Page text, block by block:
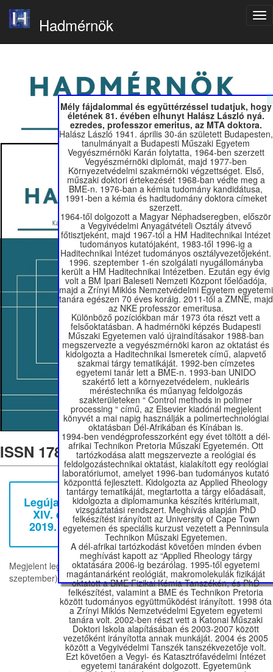
Mély fájdalommal és együttérzéssel tudatjuk, hogy
életének 81. évében elhunyt Halász László nyá.
ezredes, professzor emeritus, az MTA doktora.
Halász László 1941. április 30-án született Budapesten,
tanulmányait a Budapesti Műszaki Egyetem
Vegyészmérnöki Karán folytatta, 1964-ben szerzett
Vegyészmérnöki diplomát, majd 1977-ben
Környezetvédelmi szakmérnöki végzettséget. Első,
műszaki doktori értekezését 1968-ban védte meg a
BME-n. 1976-ban a kémia tudomány kandidátusa,
1991-ben a kémia és hadtudomány doktora címeket
szerzett.
1964-től dolgozott a Magyar Néphadseregben, először
a Vegyivédelmi Anyagátvételi Osztály átvevő
főtisztjeként, majd 1967-tól a HM Haditechnikai Intézet
tudományos kutatójaként, 1983-től 1996-ig a
Haditechnikai Intézet tudományos osztályvezetőjeként.
1996. szeptember 1-én szolgálati nyugállományba
került a HM Haditechnikai Intézetben. Ezután egy évig
volt a BM Ipari Baleseti Nemzeti Központ főelőadója,
majd a Zrínyi Miklós Nemzetvédelmi Egyetem egyetemi
tanára egészen 70 éves koráig. 2011-től a ZMNE, majd
az NKE professzor emeritusa.
Különböző pozíciókban már 1973 óta részt vett a
felsőoktatásban. A hadmérnöki képzés Budapesti
Műszaki Egyetemen való újraindításakor 1988-ban
megszervezte a vegyészmérnöki karon az oktatást és
kidolgozta a Haditechnikai Ismeretek című, alapvető
szakmai tárgy tematikáját. 1992-ben címzetes
egyetemi tanár lett a BME-n. 1993-ban UNIDO
szakértő lett a környezetvédelem, nukleáris
méréstechnika és műanyag feldolgozás
szakterületeken “ Control methods in polimer
processing “ című, az Elsevier kiadónál megjelent
könyvét a mai napig használják a polimertechnológiai
oktatásban Dél-Afrikában és Kínában is.
1994-ben vendégprofesszorként egy évet töltött a dél-
afrikai Technikon Pretoria Műszaki Egyetemén. Ott
tartózkodása alatt megszervezte a reológiai és
feldolgozástechnikai oktatást, kialakított egy reológiai
laboratóriumot, amelyet 1996-ban tudományos kutató
központtá fejlesztett. Kidolgozta az Applied Rheology
tantárgy tematikáját, megtartotta a tárgy előadásait,
kidolgozta a diplomamunka készítés kritériumait,
vizsgáztatási rendszert. Meghívás alapján PhD
felkészítést irányított az University of Cape Town
egyetemen és speciális kurzust vezetett a Penninsula
Technikon Műszaki Egyetemen.
A dél-afrikai tartózkodást követően minden évben
meghívást kapott az “Applied Rheology tárgy
oktatására 2006-ig bezárólag. 1995-től egyetemi
magántanárként reológiát, makromolekulák fizikáját
oktatott a BME Fizikai Kémia Tanszékén, és PhD
felkészítést, valamint a BME és Technikon Pretoria
között tudományos együttműködést irányított. 1998 óta
a Zrínyi Miklós Nemzetvédelmi Egyetem egyetemi
tanára volt. 2002-ben részt vett a Katonai Műszaki
Doktori Iskola alapításában és 2003-2007 között
vezetőként irányította annak munkáját. 2004 és 2005
között a Vegyivédelmi Tanszék tanszékvezetője volt.
Ezt követően a Vegyi- és Katasztrófavédelmi Intézet
egyetemi tanáraként dolgozott. Egyetemünk
Hadmérnök
ISSN 1788-1929
Legújabb számunk:
XIV. évf. 3. szám
2019. szeptember
Megjelent legújabb számunk (XIV. évf. 3. szám 2019.
szeptember), amelyben változatos témákban mutatják ....